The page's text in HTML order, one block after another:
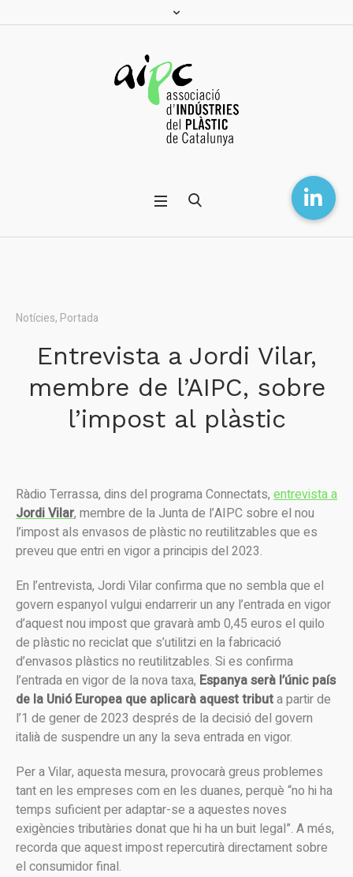
Notícies, Portada
Entrevista a Jordi Vilar,
membre de l’AIPC, sobre
l’impost al plàstic
Ràdio Terrassa, dins del programa Connectats, entrevista a
Jordi Vilar, membre de la Junta de l’AIPC sobre el nou
l’impost als envasos de plàstic no reutilitzables que es
preveu que entri en vigor a principis del 2023.
En l’entrevista, Jordi Vilar confirma que no sembla que el
govern espanyol vulgui endarrerir un any l’entrada en vigor
d’aquest nou impost que gravarà amb 0,45 euros el quilo
de plàstic no reciclat que s’utilitzi en la fabricació
d’envasos plàstics no reutilitzables. Si es confirma
l’entrada en vigor de la nova taxa, Espanya serà l’únic país
de la Unió Europea que aplicarà aquest tributa partir de
l’1 de gener de 2023 després de la decisió del govern
italià de suspendre un any la seva entrada en vigor.
Per a Vilar, aquesta mesura, provocarà greus problemes
tant en les empreses com en les duanes, perquè “no hi ha
temps suficient per adaptar-se a aquestes noves
exigències tributàries donat que hi ha un buit legal”. A més,
recorda que aquest impost repercutirà directament sobre
el consumidor final.